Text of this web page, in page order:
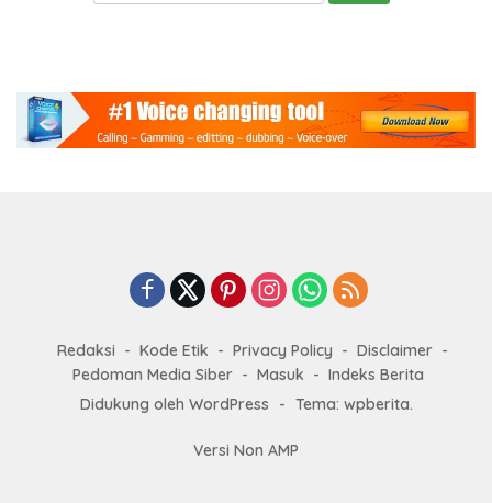
Redaksi Kode Etik Privacy Policy
Disclaimer
Pedoman Media Siber
Masuk
Indeks Berita
Didukung oleh WordPress
- Tema: wpberita.
Versi Non AMP